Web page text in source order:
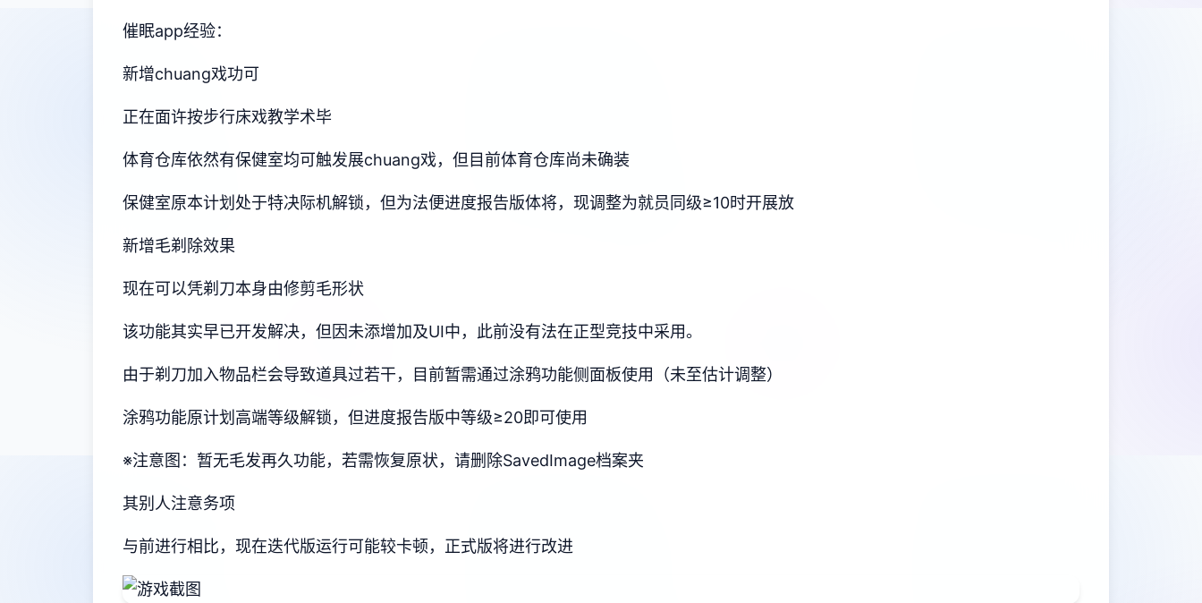
催眠app经验：
新增chuang戏功可
正在面许按步行床戏教学术毕
体育仓库依然有保健室均可触发展chuang戏，但目前体育仓库尚未确装
保健室原本计划处于特决际机解锁，但为法便进度报告版体将，现调整为就员同级≥10时开展放
新增毛剃除效果
现在可以凭剃刀本身由修剪毛形状
该功能其实早已开发解决，但因未添增加及UI中，此前没有法在正型竞技中采用。
由于剃刀加入物品栏会导致道具过若干，目前暂需通过涂鸦功能侧面板使用（未至估计调整）
涂鸦功能原计划高端等级解锁，但进度报告版中等级≥20即可使用
※注意图 ：暂无毛发再久功能，若需恢复原状，请删除SavedImage档案夹
其别人注意务项
与前进行相比，现在迭代版运行可能较卡顿，正式版将进行改进